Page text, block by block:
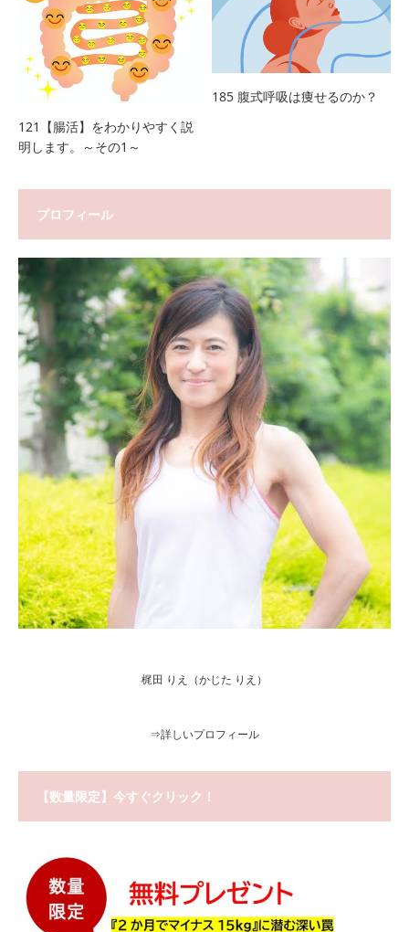
121【腸活】をわかりやすく説
明します。～その1～
185 腹式呼吸は痩せるのか？
プロフィール
梶田 りえ（かじた りえ）
⇒詳しいプロフィール
【数量限定】今すぐクリック！